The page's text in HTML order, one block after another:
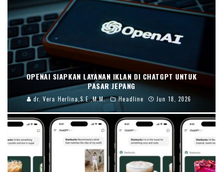
OPENAI SIAPKAN LAYANAN IKLAN DI CHATGPT UNTUK
PASAR JEPANG
dr. Vera Herlina,S.E.,M.M. Headline Jun 18, 2026